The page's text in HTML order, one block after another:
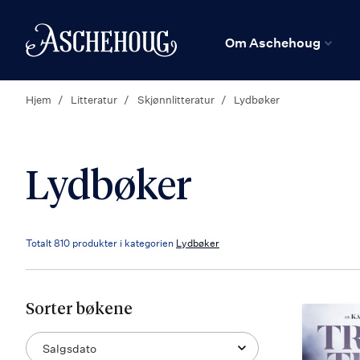
Hjem
Om Aschehoug
Hjem Litteratur Skjønnlitteratur Lydbøker
Lydbøker
Totalt 810 produkter i kategorien Lydbøker
Sorter bøkene